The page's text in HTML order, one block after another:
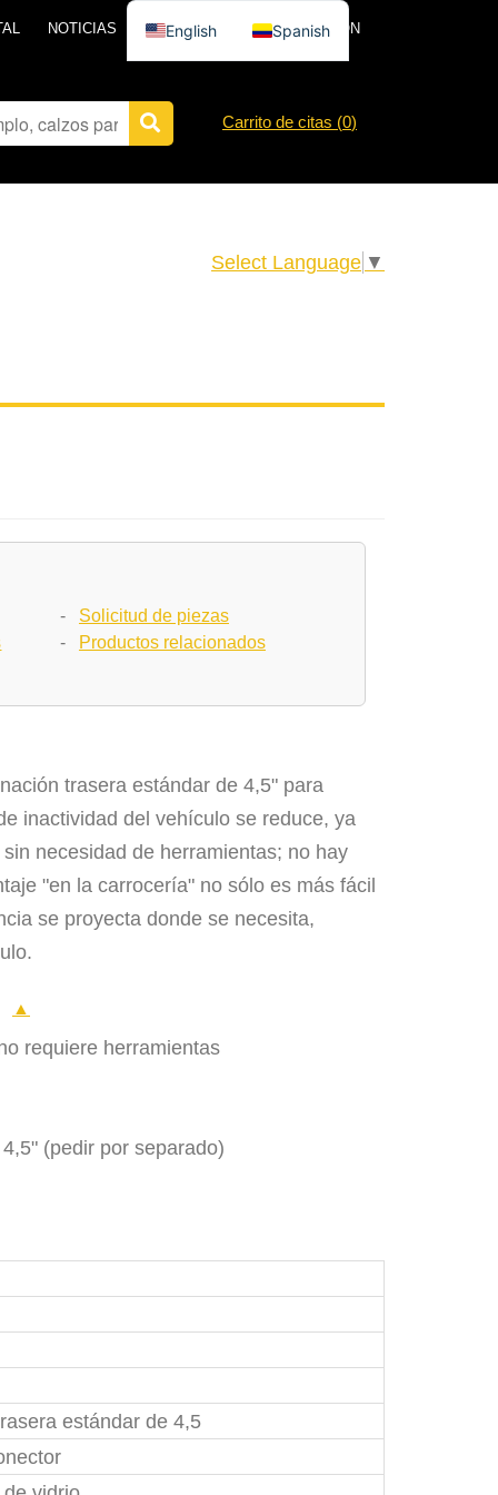
NOTICIAS PÓNGASE EN CONTACTO CON
Carrito de citas (0)
Select Language ▼
- Solicitud de piezas
-
Productos relacionados
trasera estándar de 4,5" para
inactividad del vehículo se reduce, ya
necesidad de herramientas; no hay
"en la carrocería" no sólo es más fácil
se proyecta donde se necesita,
▲
requiere herramientas
(pedir por separado)
estándar de 4,5
English Spanish